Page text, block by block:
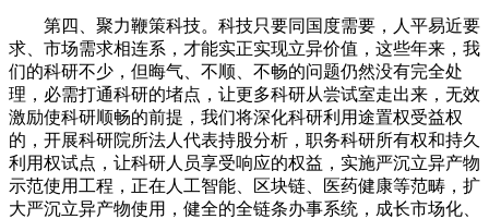
第四、聚力鞭策科技。科技只要同国度需要，人平易近要
求、市场需求相连系，才能实正实现立异价值，这些年来，我
们的科研不少，但晦气、不顺、不畅的问题仍然没有完全处
理，必需打通科研的堵点，让更多科研从尝试室走出来，无效
激励使科研顺畅的前提，我们将深化科研利用途置权受益权
的，开展科研院所法人代表持股分析，职务科研所有权和持久
利用权试点，让科研人员享受响应的权益，实施严沉立异产物
示范使用工程，正在人工智能、区块链、医药健康等范畴，扩
大严沉立异产物使用，健全的全链条办事系统，成长市场化、